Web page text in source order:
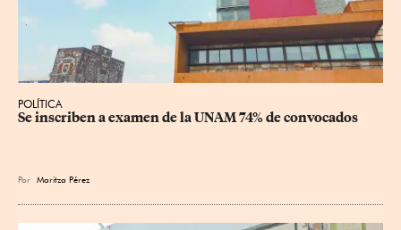
POLÍTICA
Se inscriben a examen de la UNAM 74% de convocados
Por Maritza Pérez